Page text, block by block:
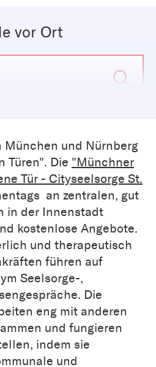
vor Ort
München und Nürnberg
Türen". Die "Münchner
Tür - Cityseelsorge St.
an zentralen, gut
in der Innenstadt
kostenlose Angebote.
und therapeutisch
führen auf
Seelsorge-,
Die
eng mit anderen
und fungieren
indem sie
und